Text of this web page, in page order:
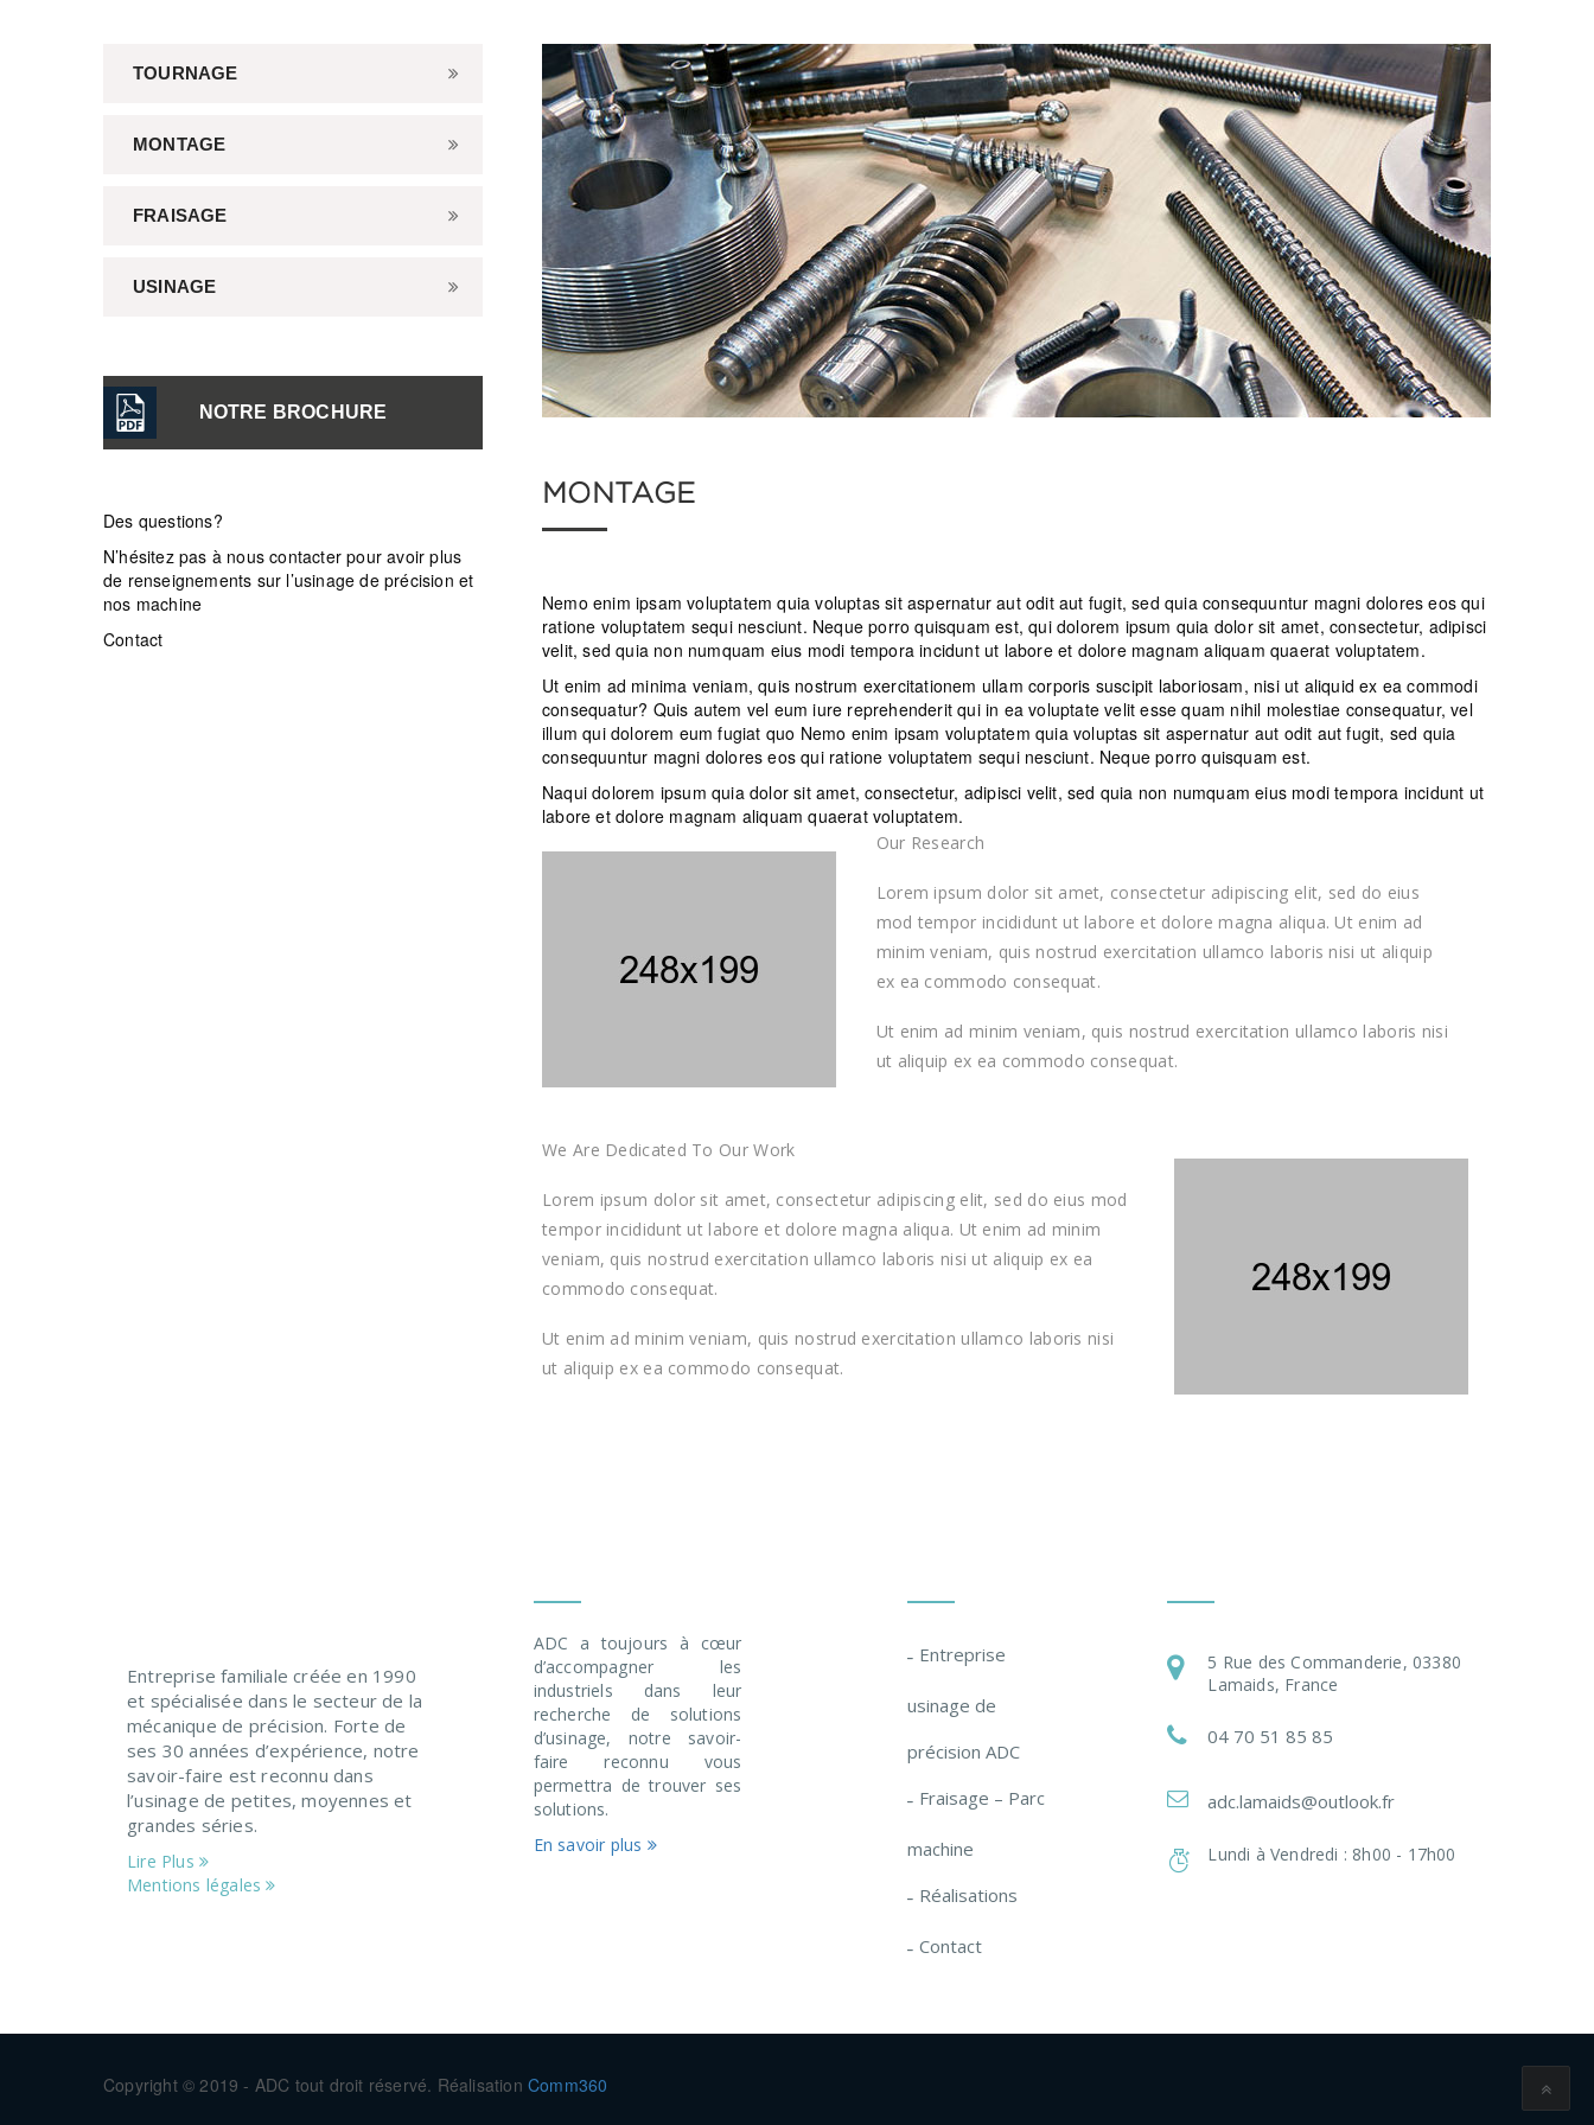
TOURNAGE
MONTAGE
FRAISAGE
USINAGE
NOTRE BROCHURE
Des questions?
N’hésitez pas à nous contacter pour avoir plus
de renseignements sur l’usinage de précision et
nos machine
Contact
MONTAGE
Nemo enim ipsam voluptatem quia voluptas sit aspernatur aut odit aut fugit, sed quia consequuntur magni dolores eos qui
ratione voluptatem sequi nesciunt. Neque porro quisquam est, qui dolorem ipsum quia dolor sit amet, consectetur, adipisci
velit, sed quia non numquam eius modi tempora incidunt ut labore et dolore magnam aliquam quaerat voluptatem.
Ut enim ad minima veniam, quis nostrum exercitationem ullam corporis suscipit laboriosam, nisi ut aliquid ex ea commodi
consequatur? Quis autem vel eum iure reprehenderit qui in ea voluptate velit esse quam nihil molestiae consequatur, vel
illum qui dolorem eum fugiat quo Nemo enim ipsam voluptatem quia voluptas sit aspernatur aut odit aut fugit, sed quia
consequuntur magni dolores eos qui ratione voluptatem sequi nesciunt. Neque porro quisquam est.
Naqui dolorem ipsum quia dolor sit amet, consectetur, adipisci velit, sed quia non numquam eius modi tempora incidunt ut
labore et dolore magnam aliquam quaerat voluptatem.
Our Research
Lorem ipsum dolor sit amet, consectetur adipiscing elit, sed do eius
mod tempor incididunt ut labore et dolore magna aliqua. Ut enim ad
minim veniam, quis nostrud exercitation ullamco laboris nisi ut aliquip
ex ea commodo consequat.
Ut enim ad minim veniam, quis nostrud exercitation ullamco laboris nisi
ut aliquip ex ea commodo consequat.
We Are Dedicated To Our Work
Lorem ipsum dolor sit amet, consectetur adipiscing elit, sed do eius mod
tempor incididunt ut labore et dolore magna aliqua. Ut enim ad minim
veniam, quis nostrud exercitation ullamco laboris nisi ut aliquip ex ea
commodo consequat.
Ut enim ad minim veniam, quis nostrud exercitation ullamco laboris nisi
ut aliquip ex ea commodo consequat.
Entreprise familiale créée en 1990
et spécialisée dans le secteur de la
mécanique de précision. Forte de
ses 30 années d’expérience, notre
savoir-faire est reconnu dans
l’usinage de petites, moyennes et
grandes séries.
Lire Plus
Mentions légales
ADC a toujours à cœur
d’accompagner les
industriels dans leur
recherche de solutions
d’usinage, notre savoir-
faire reconnu vous
permettra de trouver ses
solutions.
En savoir plus
Entreprise
usinage de
précision ADC
Fraisage – Parc
machine
Réalisations
Contact
5 Rue des Commanderie, 03380
Lamaids, France
04 70 51 85 85
adc.lamaids@outlook.fr
Lundi à Vendredi : 8h00 - 17h00
Copyright © 2019 - ADC tout droit réservé. RéalisationComm360